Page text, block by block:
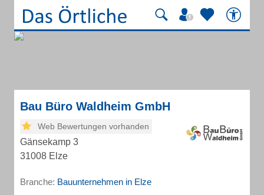
Bau Büro Waldheim GmbH
Web Bewertungen vorhanden
Gänsekamp 3
31008 Elze
Branche: Bauunternehmen in Elze